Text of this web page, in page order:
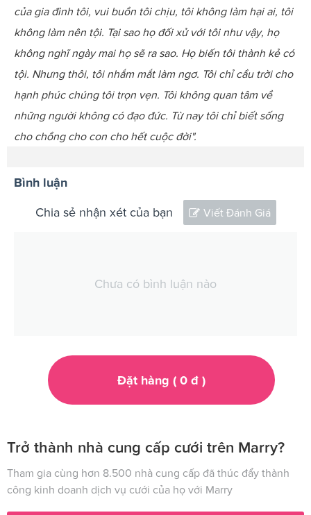
của gia đình tôi, vui buồn tôi chịu, tôi không làm hại ai, tôi
không làm nên tội. Tại sao họ đối xử với tôi như vậy, họ
không nghĩ ngày mai họ sẽ ra sao. Họ biến tôi thành kẻ có
tội. Nhưng thôi, tôi nhắm mắt làm ngơ. Tôi chỉ cầu trời cho
hạnh phúc chúng tôi trọn vẹn. Tôi không quan tâm về
những người không có đạo đức. Từ nay tôi chỉ biết sống
cho chồng cho con cho hết cuộc đời".
Bình luận
Chia sẻ nhận xét của bạn Viết Đánh Giá
Chưa có bình luận nào
Đặt hàng ( 0đ )
Trở thành nhà cung cấp cưới trên Marry?
Tham gia cùng hơn 8.500 nhà cung cấp đã thúc đẩy thành
công kinh doanh dịch vụ cưới của họ với Marry